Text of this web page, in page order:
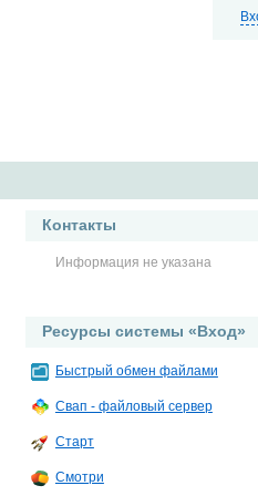
Контакты
Информация не указана
Ресурсы системы «Вход»
Быстрый обмен файлами
Свап - файловый сервер
Старт
Смотри